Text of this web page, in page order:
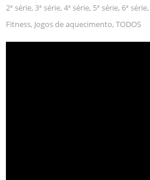
2ª série, 3ª série, 4ª série, 5ª série, 6ª série,
Fitness, Jogos de aquecimento, TODOS